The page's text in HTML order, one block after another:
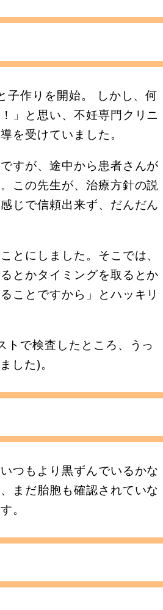
子作りを開始。 しかし、何
」と思い、不妊専門クリニ
を受けていました。
すが、途中から患者さんが
この先生が、治療方針の説
じで信頼出来ず、だんだん
とにしました。そこでは、
とかタイミングを取るとか
ことですから」とハッキリ
トで検査したところ、うっ
した)。
つもより黒ずんでいるかな
まだ胎胞も確認されていな
。